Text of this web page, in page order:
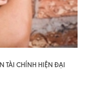
TÀI CHÍNH HIỆN ĐẠI